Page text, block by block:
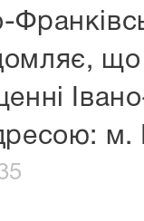
м.